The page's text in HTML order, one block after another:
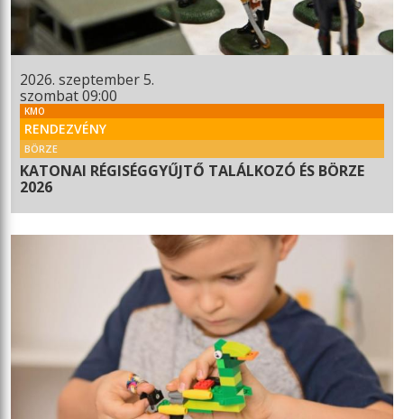
2026. szeptember 5.
szombat 09:00
KMO
RENDEZVÉNY
BÖRZE
KATONAI RÉGISÉGGYŰJTŐ TALÁLKOZÓ ÉS BÖRZE
2026